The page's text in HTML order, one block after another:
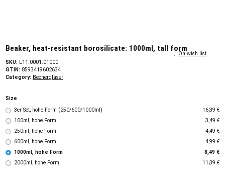
Beaker, heat-resistant borosilicate: 1000ml, tall form
SKU: L11.0001.01000
GTIN: 8593419602634
Category: Bechergläser
Size
3er-Set, hohe Form (250/600/1000ml)
16,39 €
100ml, hohe Form
3,49 €
250ml, hohe Form
4,49 €
600ml, hohe Form
4,99 €
1000ml, hohe Form
8,49 €
2000ml, hohe Form
11,39 €
On wish list